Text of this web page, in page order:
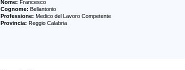
Nome Francesco
Cognome Bellantonio
Professione Medico del Lavoro Competente
Provincia Reggio Calabria